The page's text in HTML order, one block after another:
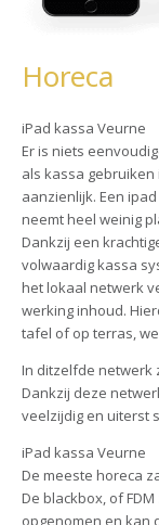
Horeca
iPad kassa Veurne
Er is niets
als kassa
aanzienlijk. Een
neemt heel weinig
Dankzij een
volwaardig kassa
het lokaal netwerk
werking inhoud.
tafel of op terras,
In ditzelfde netwerk
Dankzij deze
veelzijdig en uiterst
iPad kassa Veurne
De meeste horeca
De blackbox, of
opgenomen en kan